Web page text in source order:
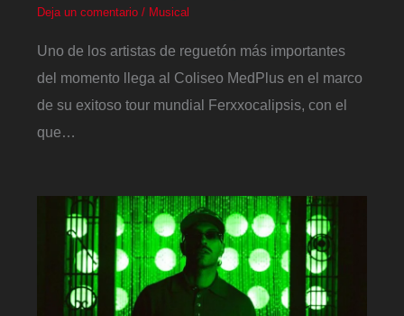
Deja un comentario / Musical
Uno de los artistas de reguetón más importantes
del momento llega al Coliseo MedPlus en el marco
de su exitoso tour mundial Ferxxocalipsis, con el
que…